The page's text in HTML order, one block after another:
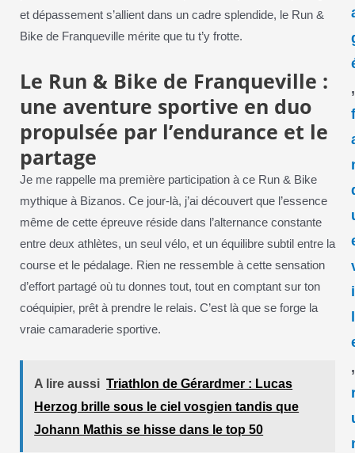
et dépassement s’allient dans un cadre splendide, le Run &
Bike de Franqueville mérite que tu t’y frotte.
Le Run & Bike de Franqueville :
une aventure sportive en duo
propulsée par l’endurance et le
partage
Je me rappelle ma première participation à ce Run & Bike
mythique à Bizanos. Ce jour-là, j’ai découvert que l’essence
même de cette épreuve réside dans l’alternance constante
entre deux athlètes, un seul vélo, et un équilibre subtil entre la
course et le pédalage. Rien ne ressemble à cette sensation
d’effort partagé où tu donnes tout, tout en comptant sur ton
coéquipier, prêt à prendre le relais. C’est là que se forge la
vraie camaraderie sportive.
A lire aussi Triathlon de Gérardmer : Lucas
Herzog brille sous le ciel vosgien tandis que
Johann Mathis se hisse dans le top 50
,
l
,